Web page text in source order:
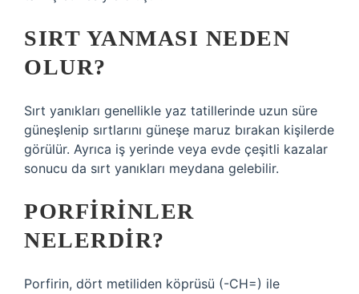
SIRT YANMASI NEDEN
OLUR?
Sırt yanıkları genellikle yaz tatillerinde uzun süre
güneşlenip sırtlarını güneşe maruz bırakan kişilerde
görülür. Ayrıca iş yerinde veya evde çeşitli kazalar
sonucu da sırt yanıkları meydana gelebilir.
PORFIRINLER
NELERDIR?
Porfirin, dört metiliden köprüsü (-CH=) ile